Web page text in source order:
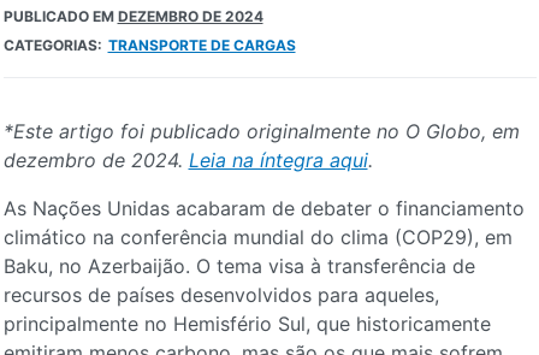
PUBLICADO EM DEZEMBRO DE 2024
CATEGORIAS: TRANSPORTE DE CARGAS
*Este artigo foi publicado originalmente no O Globo, em
dezembro de 2024. Leia na íntegra aqui.
As Nações Unidas acabaram de debater o financiamento
climático na conferência mundial do clima (COP29), em
Baku, no Azerbaijão. O tema visa à transferência de
recursos de países desenvolvidos para aqueles,
principalmente no Hemisfério Sul, que historicamente